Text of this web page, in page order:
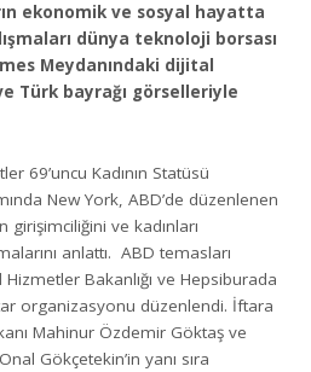
ekonomik ve sosyal hayatta
dünya teknoloji borsası
Meydanındaki dijital
Türk bayrağı görselleriyle
69’uncu Kadının Statüsü
New York, ABD’de düzenlenen
girişimciliğini ve kadınları
anlattı. ABD temasları
Bakanlığı ve Hepsiburada
organizasyonu düzenlendi. İftara
Mahinur Özdemir Göktaş ve
Gökçetekin’in yanı sıra